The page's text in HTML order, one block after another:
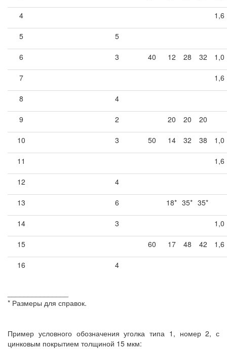
4 1,6
5 5
6 3 40 12 28 32 1,0
7 1,6
8 4
9 2 20 20 20
10 3 50 14 32 38 1,0
11 1,6
12 4
13 6 18* 35* 35*
14 3 1,0
15 60 17 48 42 1,6
16 4
* Размеры для справок.
Пример условного обозначения уголка типа 1, номер 2, с
цинковым покрытием толщиной 15 мкм: